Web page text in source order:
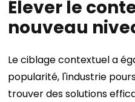
Élever le
nouveau
Le ciblage contextuel a
popularité, l'industrie
trouver des solutions